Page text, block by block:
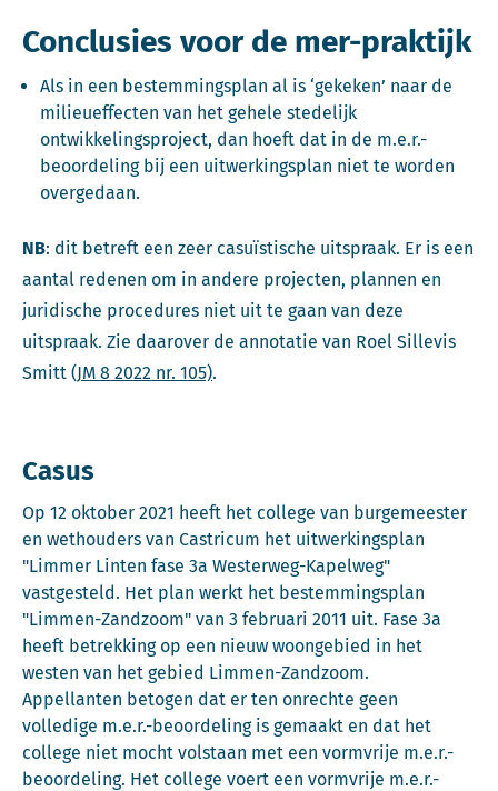
Conclusies voor de mer-praktijk
Als in een bestemmingsplan al is ‘gekeken’ naar de
milieueffecten van het gehele stedelijk
ontwikkelingsproject, dan hoeft dat in de m.e.r.-
beoordeling bij een uitwerkingsplan niet te worden
overgedaan.
NB: dit betreft een zeer casuïstische uitspraak. Er is een
aantal redenen om in andere projecten, plannen en
juridische procedures niet uit te gaan van deze
uitspraak. Zie daarover de annotatie van Roel Sillevis
Smitt (JM 8 2022 nr. 105).
Casus
Op 12 oktober 2021 heeft het college van burgemeester
en wethouders van Castricum het uitwerkingsplan
"Limmer Linten fase 3a Westerweg-Kapelweg"
vastgesteld. Het plan werkt het bestemmingsplan
"Limmen-Zandzoom" van 3 februari 2011 uit. Fase 3a
heeft betrekking op een nieuw woongebied in het
westen van het gebied Limmen-Zandzoom.
Appellanten betogen dat er ten onrechte geen
volledige m.e.r.-beoordeling is gemaakt en dat het
college niet mocht volstaan met een vormvrije m.e.r.-
beoordeling. Het college voert een vormvrije m.e.r.-